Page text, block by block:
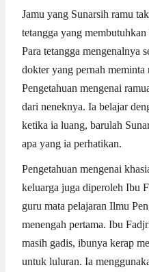
Jamu yang Sunarsih ramu
tetangga yang
Para tetangga mengenalnya
dokter yang pernah meminta
Pengetahuan mengenai
dari neneknya. Ia belajar
ketika ia luang, barulah
apa yang ia perhatikan.
Pengetahuan mengenai
keluarga juga diperoleh Ibu
guru mata pelajaran Ilmu
menengah pertama. Ibu
masih gadis, ibunya kerap
untuk luluran. Ia